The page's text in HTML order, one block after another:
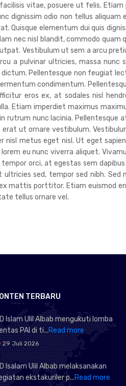
vitae, posuere ut felis.
dignissim odio non tellus
elementum dui quis
nec nisl blandit, commodo quam
Vestibulum ut sem a arcu
a pulvinar ultricies, massa nunc
Pellentesque non feugiat
condimentum.
eros ex, at sodales nisl
Etiam imperdiet maximus
rutrum nunc lacinia. Pellentesque
ut ornare vestibulum.
metus eget nisl. Ut eget
eu nunc viverra aliquet.
orci, at egestas sem
sed, tempor sed nibh. Sed
mattis porttitor. Etiam euismod
tellus ornare vel.
TERBARU
Islam Ulil Albab mengukuti lomba
PAI di ti...Read more
29 Juli 2026
Isalam Ulil Albab melaksanakan
ekstakuriler p...Read more